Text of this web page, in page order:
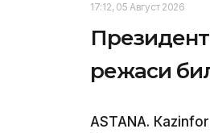
17:12, 05 Август 2026
режаси
ASTANА.